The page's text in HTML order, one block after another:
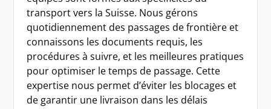
transport vers la Suisse. Nous gérons
quotidiennement des passages de frontière et
connaissons les documents requis, les
procédures à suivre, et les meilleures pratiques
pour optimiser le temps de passage. Cette
expertise nous permet d’éviter les blocages et
de garantir une livraison dans les délais